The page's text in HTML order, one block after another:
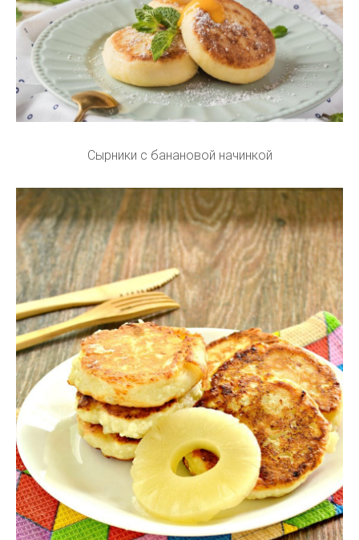
Сырники с банановой начинкой